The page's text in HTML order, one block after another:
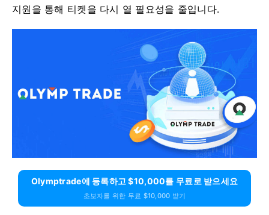
지원을 통해 티켓을 다시 열 필요성을 줄입니다.
Olymptrade에 등록하고 $10,000를 무료로 받으세요
초보자를 위한 무료 $10,000 받기